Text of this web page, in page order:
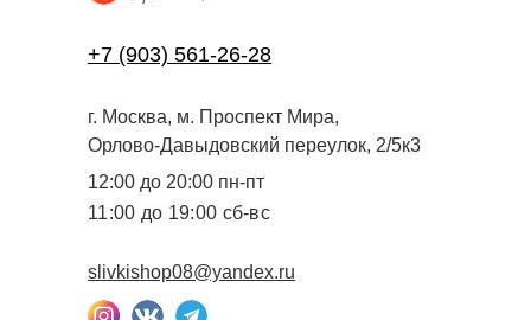
+7 (903) 561-26-28
г. Москва, м. Проспект Мира,
Орлово-Давыдовский переулок, 2/5к3
slivkishop08@yandex.ru
12:00 до 20:00 пн-пт
11:00 до 19:00 сб-вс